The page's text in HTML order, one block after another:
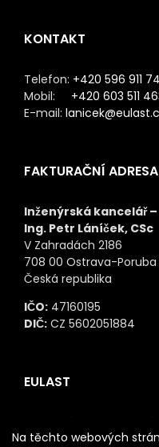
KONTAKT
Telefon: +420 596 911
Mobil: +420 603 511
E-mail:
FAKTURAČNÍ ADRESA
Inženýrská kancelář
Ing. Petr Láníček, CSc
V Zahradách 2186
708 00 Ostrava-Poruba
Česká republika
IČO: 47160195
DIČ: CZ 5602051884
EULAST
Našim cílem je spojit
specializujících se na
Na těchto webových